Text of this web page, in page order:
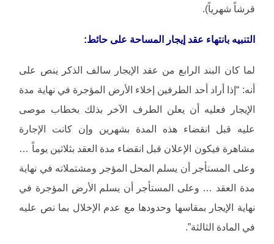
قرشاً شهرياً).
التنبيه بانتهاء عقد إيجار المساحة على حائط:
لما كان البند الرابع من عقد الإيجار سالف الذكر ينص على
أنه: “إذا أراد أحد الطرفين إخلاء الأرض المؤجرة في نهاية مدة
الإيجار فعليه أن يعلن الطرف الآخر بذلك بخطاب موصى
عليه قبل انقضاء هذه المدة بشهرين وإن كانت الإجارة
مشاهرة فيكون الإعلان قبل انقضاء مدة العقد بثلاثين يوماً …
وعلى المستأجر أن يسلم المحل المؤجر ومشتملاته في نهاية
مدة العقد … وعلى المستأجر أن يسلم الأرض المؤجرة في
نهاية الإيجار بمقاسها وحدودها مع عدم الإخلال بما نص عليه
في المادة الثالثة”.